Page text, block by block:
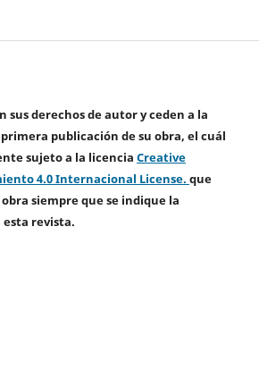
sus derechos de autor y ceden a la
publicación de su obra, el cuál
sujeto a la licencia Creative
4.0 Internacional License. que
siempre que se indique la
revista.